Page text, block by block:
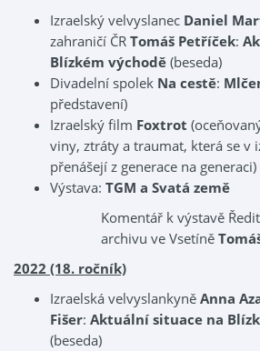
Izraelský velvyslanec Daniel
zahraničí ČR Tomáš Petříček:
Blízkém východě (beseda)
Divadelní spolek Na cestě:
představení)
Izraelský film Foxtrot
viny, ztráty a traumat, která se v
přenášejí z generace na generaci)
Výstava: TGM a Svatá země
Komentář k výstavě
archivu ve Vsetíně
2022 (18. ročník)
Izraelská velvyslankyně Anna
Fišer: Aktuální situace na
(beseda)